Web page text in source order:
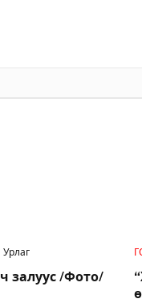
Урлаг
залуус /Фото/